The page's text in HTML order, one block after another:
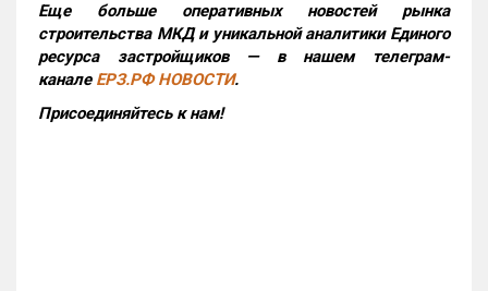
Еще больше оперативных новостей рынка
строительства МКД и уникальной аналитики Единого
ресурса застройщиков — в нашем телеграм-
канале ЕРЗ.РФ НОВОСТИ.
Присоединяйтесь к нам!